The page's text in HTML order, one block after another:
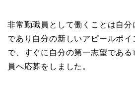
非常勤職員として働くことは自
であり自分の新しいアピールポ
で、すぐに自分の第一志望であ
員へ応募をしました。